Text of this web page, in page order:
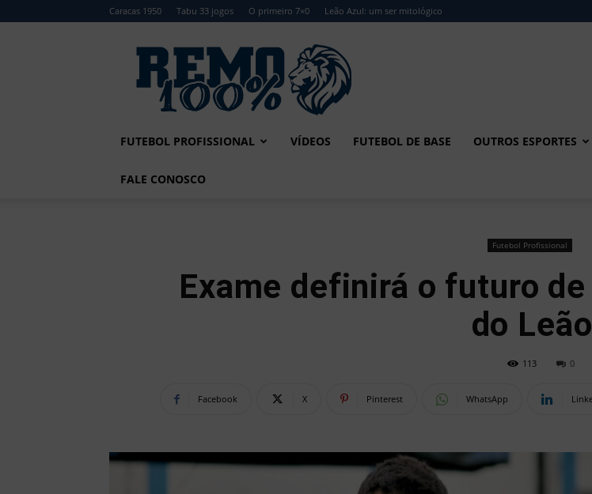
Caracas 1950 Tabu 33 jogos O primeiro 7×0 Leão Azul: um ser mitológico
Remo
FUTEBOL PROFISSIONAL VÍDEOS FUTEBOL DE BASE OUTROS ESPORTES
FALE CONOSCO
Futebol Profissional
Exame definirá o futuro
do Leão
113 0
Facebook X Pinterest WhatsApp